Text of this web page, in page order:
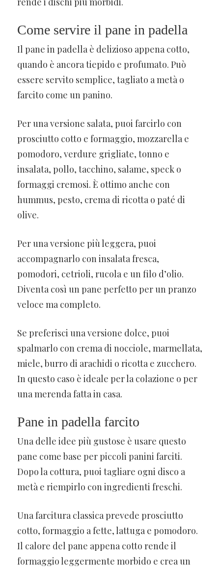
Come servire il pane in padella
Il pane in padella è delizioso appena cotto,
quando è ancora tiepido e profumato. Può
essere servito semplice, tagliato a metà o
farcito come un panino.
Per una versione salata, puoi farcirlo con
prosciutto cotto e formaggio, mozzarella e
pomodoro, verdure grigliate, tonno e
insalata, pollo, tacchino, salame, speck o
formaggi cremosi. È ottimo anche con
hummus, pesto, crema di ricotta o paté di
olive.
Per una versione più leggera, puoi
accompagnarlo con insalata fresca,
pomodori, cetrioli, rucola e un filo d’olio.
Diventa così un pane perfetto per un pranzo
veloce ma completo.
Se preferisci una versione dolce, puoi
spalmarlo con crema di nocciole, marmellata,
miele, burro di arachidi o ricotta e zucchero.
In questo caso è ideale per la colazione o per
una merenda fatta in casa.
Pane in padella farcito
Una delle idee più gustose è usare questo
pane come base per piccoli panini farciti.
Dopo la cottura, puoi tagliare ogni disco a
metà e riempirlo con ingredienti freschi.
Una farcitura classica prevede prosciutto
cotto, formaggio a fette, lattuga e pomodoro.
Il calore del pane appena cotto rende il
formaggio leggermente morbido e crea un